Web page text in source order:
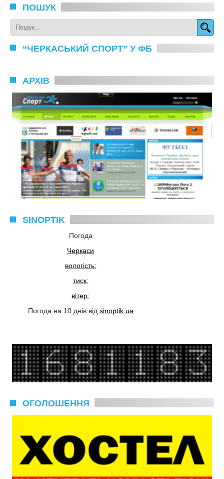
ПОШУК
“ЧЕРКАСЬКИЙ СПОРТ” У ФБ
АРХІВ
SINOPTIK
Погода
Черкаси
вологість:
тиск:
вітер:
Погода на 10 днів від sinoptik.ua
ОГОЛОШЕННЯ